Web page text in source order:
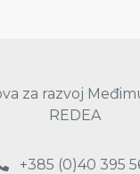
za razvoj
REDEA
+385 (0)40 395